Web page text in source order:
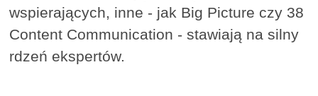
wspierających, inne - jak Big Picture czy 38
Content Communication - stawiają na silny
rdzeń ekspertów.